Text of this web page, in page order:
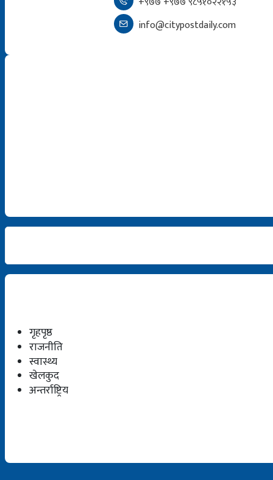
info@citypostdaily.com
गृहपृष्ठ
राजनीति
स्वास्थ्य
खेलकुद
अन्तर्राष्ट्रिय